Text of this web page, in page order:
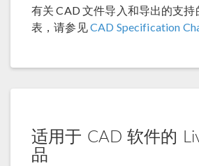
有关 CAD 文件导入和导出的支持
表，请参见CAD Specification
适用于 CAD 软件的
品